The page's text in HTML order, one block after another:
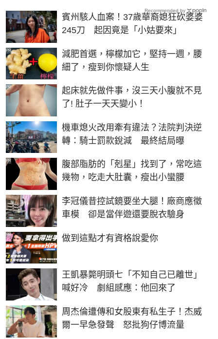
賓州駭人血案！37歲華裔媳狂砍婆婆
245刀 起因竟是「小姑要來」
減肥首選，檸檬加它，堅持一週，腰
細了，瘦到你懷疑人生
PR
起床就先做件事，沒三天小腹就不見
了! 肚子一天天變小！
PR
機車熄火改用牽有違法？法院判決逆
轉：騎士罰款銳減 最終結局曝
腹部脂肪的「剋星」找到了，常吃這
幾物，吃走大肚囊，瘦出小蠻腰
PR
李冠儀昔控試鏡要坐大腿！廠商應徵
車模 卻是當伴遊還要脫衣驗身
做到這點才有資格說愛你
PR
王凱暴斃明頭七「不知自己已離世」
喊好冷 劇組感應：他回來了
周杰倫遭傳和女股東有私生子！杰威
爾一早急發聲 怒批狗仔博流量
Recommended by